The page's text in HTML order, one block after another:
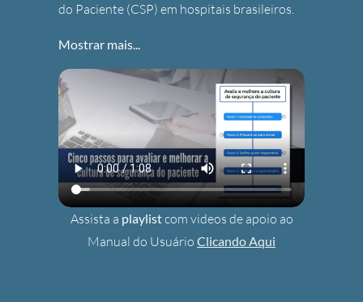
do Paciente (CSP) em hospitais brasileiros.
Mostrar mais...
Assista a playlistcom videos de apoio ao
Manual do Usuário Clicando Aqui